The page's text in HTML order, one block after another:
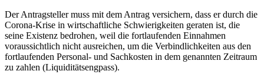
Der Antragsteller muss mit dem Antrag versichern, dass er durch die
Corona-Krise in wirtschaftliche Schwierigkeiten geraten ist, die
seine Existenz bedrohen, weil die fortlaufenden Einnahmen
voraussichtlich nicht ausreichen, um die Verbindlichkeiten aus den
fortlaufenden Personal- und Sachkosten in dem genannten Zeitraum
zu zahlen (Liquiditätsengpass).